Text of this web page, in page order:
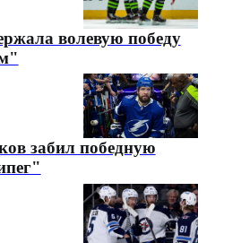
волевую победу
забил победную